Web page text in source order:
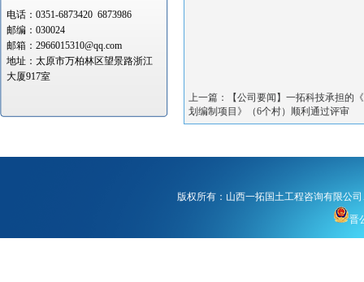
电话：0351-6873420 6873986
邮编：030024
邮箱：2966015310@qq.com
地址：太原市万柏林区望景路浙江
大厦917室
上一篇：【公司要闻】一拓科技承担的
划编制项目》（6个村）顺利通过评审
版权所有：山西一拓国土工程咨询有限公
晋